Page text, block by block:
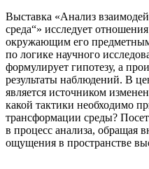
Выставка «Анализ
среда“» исследует
окружающим его
по логике научного
формулирует гипотезу, а
результаты наблюдений. В
является источником
какой тактики необходимо
трансформации среды?
в процесс анализа, обращая
ощущения в пространстве